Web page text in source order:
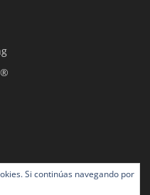
Si continúas navegando por